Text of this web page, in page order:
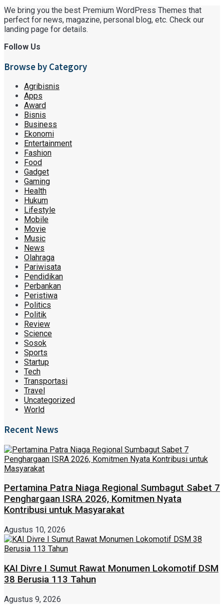
We bring you the best Premium WordPress Themes that
perfect for news, magazine, personal blog, etc. Check our
landing page for details.
Follow Us
Browse by Category
Agribisnis
Apps
Award
Bisnis
Business
Ekonomi
Entertainment
Fashion
Food
Gadget
Gaming
Health
Hukum
Lifestyle
Mobile
Movie
Music
News
Olahraga
Pariwisata
Pendidikan
Perbankan
Peristiwa
Politics
Politik
Review
Science
Sosok
Sports
Startup
Tech
Transportasi
Travel
Uncategorized
World
Recent News
Pertamina Patra Niaga Regional Sumbagut Sabet 7
Penghargaan ISRA 2026, Komitmen Nyata
Kontribusi untuk Masyarakat
Agustus 10, 2026
KAI Divre I Sumut Rawat Monumen Lokomotif DSM
38 Berusia 113 Tahun
Agustus 9, 2026